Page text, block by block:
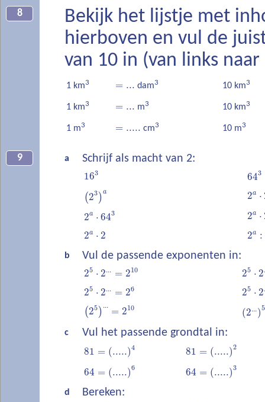
8
Bekijk het lijstje met
hierboven en vul de
van 10 in (van links
1 km3 = ... dam3 10 km3
1 km3 = ... m3 10 km3
1 m3 = ..... cm3 10 m3
9 a
Schrijf als macht van 2:
163 643
(23)a 2a ⋅
2a ⋅ 643 2a ⋅
2a ⋅ 2 2a :
b
Vul de passende exponenten in:
25 ⋅ 2... = 210 25 ⋅ 2
25 ⋅ 2... = 26 25 ⋅ 2
(25 ) ... = 210 (2... )5
c
Vul het passende grondtal in:
81 = (.....)4 81 = (.....)2
64 = (.....)6 64 = (.....)3
d Bereken: